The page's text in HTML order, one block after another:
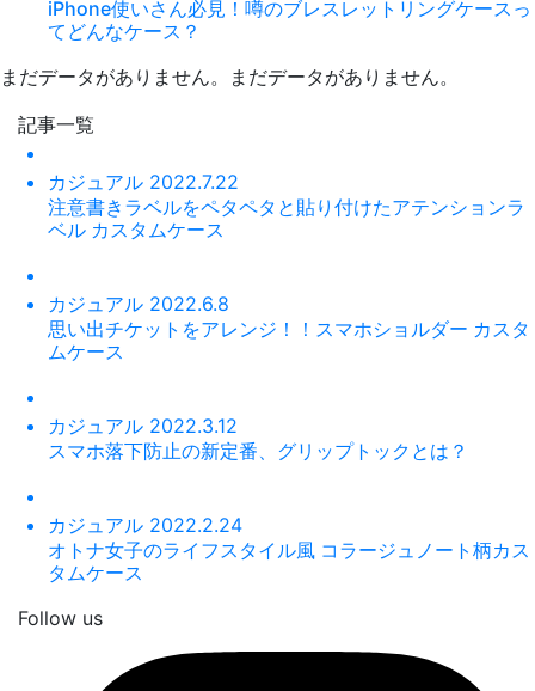
iPhone使いさん必見！噂のブレスレットリングケースっ
てどんなケース？
まだデータがありません。
まだデータがありません。
記事一覧
カジュアル 2022.7.22
注意書きラベルをペタペタと貼り付けたアテンションラ
ベル カスタムケース
カジュアル 2022.6.8
思い出チケットをアレンジ！！スマホショルダー カスタ
ムケース
カジュアル 2022.3.12
スマホ落下防止の新定番、グリップトックとは？
カジュアル 2022.2.24
オトナ女子のライフスタイル風 コラージュノート柄カス
タムケース
Follow us